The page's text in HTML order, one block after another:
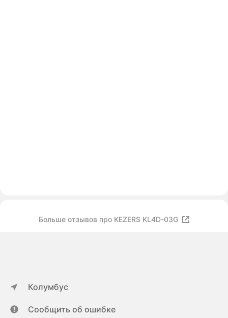
Больше отзывов про KEZERS KL4D-03G
Колумбус
Сообщить об ошибке